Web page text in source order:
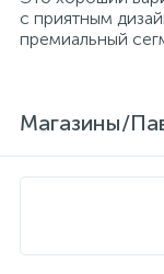
с приятным
премиальный
Магазины/